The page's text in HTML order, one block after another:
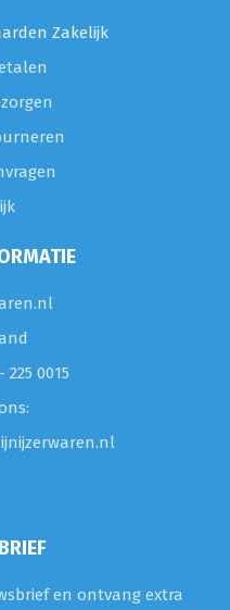
Zakelijk
225 0015
en ontvang extra